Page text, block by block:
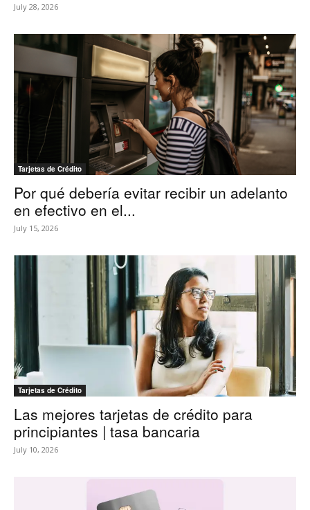
July 28, 2026
Tarjetas de Crédito
Por qué debería evitar recibir un adelanto
en efectivo en el...
July 15, 2026
Tarjetas de Crédito
Las mejores tarjetas de crédito para
principiantes | tasa bancaria
July 10, 2026